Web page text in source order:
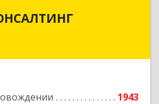
1943
г.о.город Рязань, Рязань